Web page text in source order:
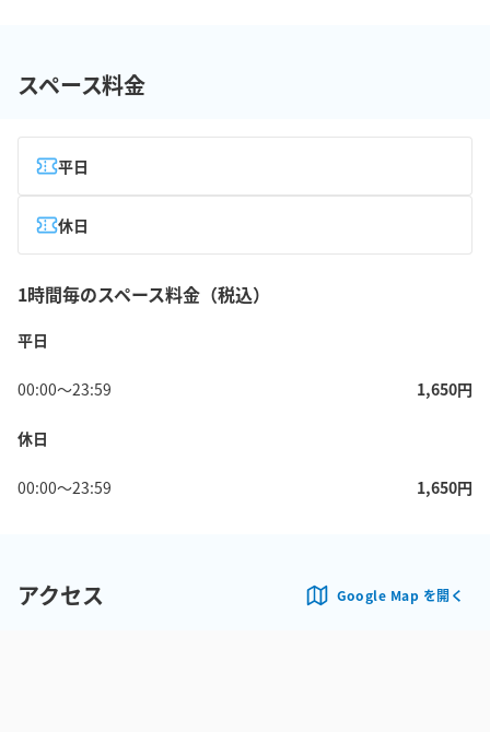
スペース料金
平日
休日
1時間毎のスペース料金（税込）
平日
00:00〜23:59 1,650円
休日
00:00〜23:59 1,650円
アクセス Google Map を開く